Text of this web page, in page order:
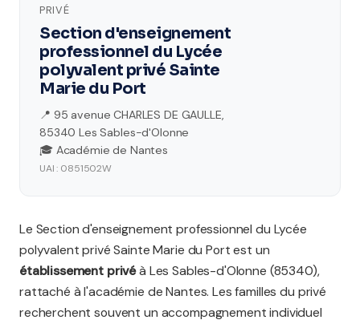
PRIVÉ
Section d'enseignement
professionnel du Lycée
polyvalent privé Sainte
Marie du Port
📍 95 avenue CHARLES DE GAULLE,
85340 Les Sables-d'Olonne
🎓 Académie de Nantes
UAI : 0851502W
Le Section d'enseignement professionnel du Lycée
polyvalent privé Sainte Marie du Port est un
établissement privéà Les Sables-d'Olonne (85340),
rattaché à l'académie de Nantes. Les familles du privé
recherchent souvent un accompagnement individuel